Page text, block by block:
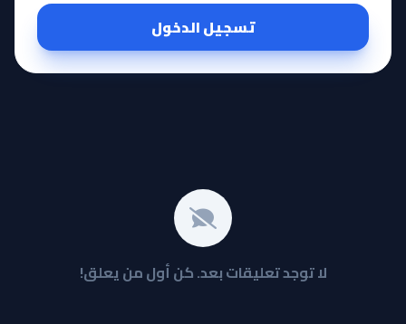
تسجيل الدخول
لا توجد تعليقات بعد. كن أول من يعلق!